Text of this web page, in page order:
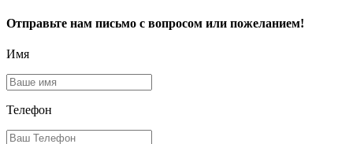
Отправьте нам письмо с вопросом или пожеланием!
Имя
Телефон